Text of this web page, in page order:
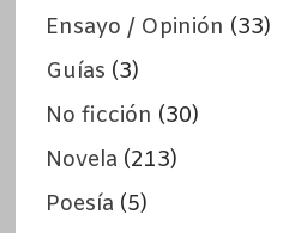
Ensayo / Opinión (33)
Guías (3)
No ficción (30)
Novela (213)
Poesía (5)